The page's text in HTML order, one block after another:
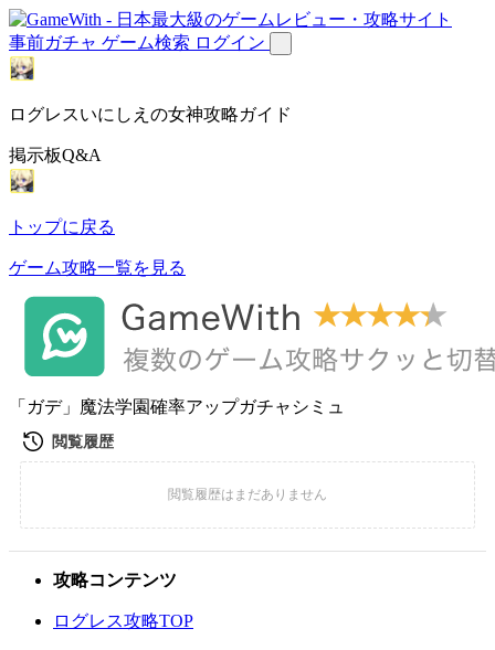
事前ガチャ ゲーム検索 ログイン
ログレスいにしえの女神攻略ガイド
掲示板Q&A
トップに戻る
ゲーム攻略一覧を見る
「ガデ」魔法学園確率アップガチャシミュ
攻略コンテンツ
ログレス攻略TOP